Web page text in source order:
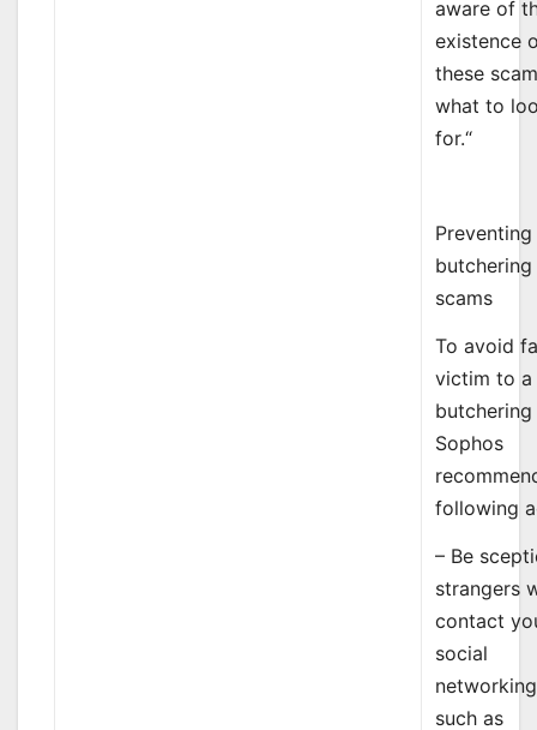
aware of
existence
these
what to
for.“
butchering
scams
To avoid
victim to a
butchering
Sophos
following
– Be
strangers
contact
social
such as